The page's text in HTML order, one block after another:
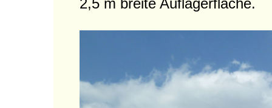
2,5 m breite Auflagerfläche.